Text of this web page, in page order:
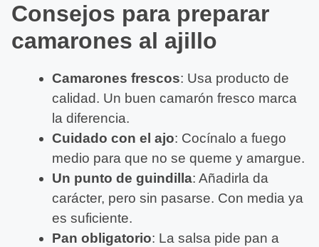
Consejos para preparar
camarones al ajillo
Camarones frescos: Usa producto de
calidad. Un buen camarón fresco marca
la diferencia.
Cuidado con el ajo: Cocínalo a fuego
medio para que no se queme y amargue.
Un punto de guindilla: Añadirla da
carácter, pero sin pasarse. Con media ya
es suficiente.
Pan obligatorio: La salsa pide pan a